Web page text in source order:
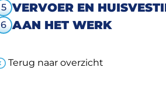
5 VERVOER EN
6 AAN HET WERK
Terug naar overzicht